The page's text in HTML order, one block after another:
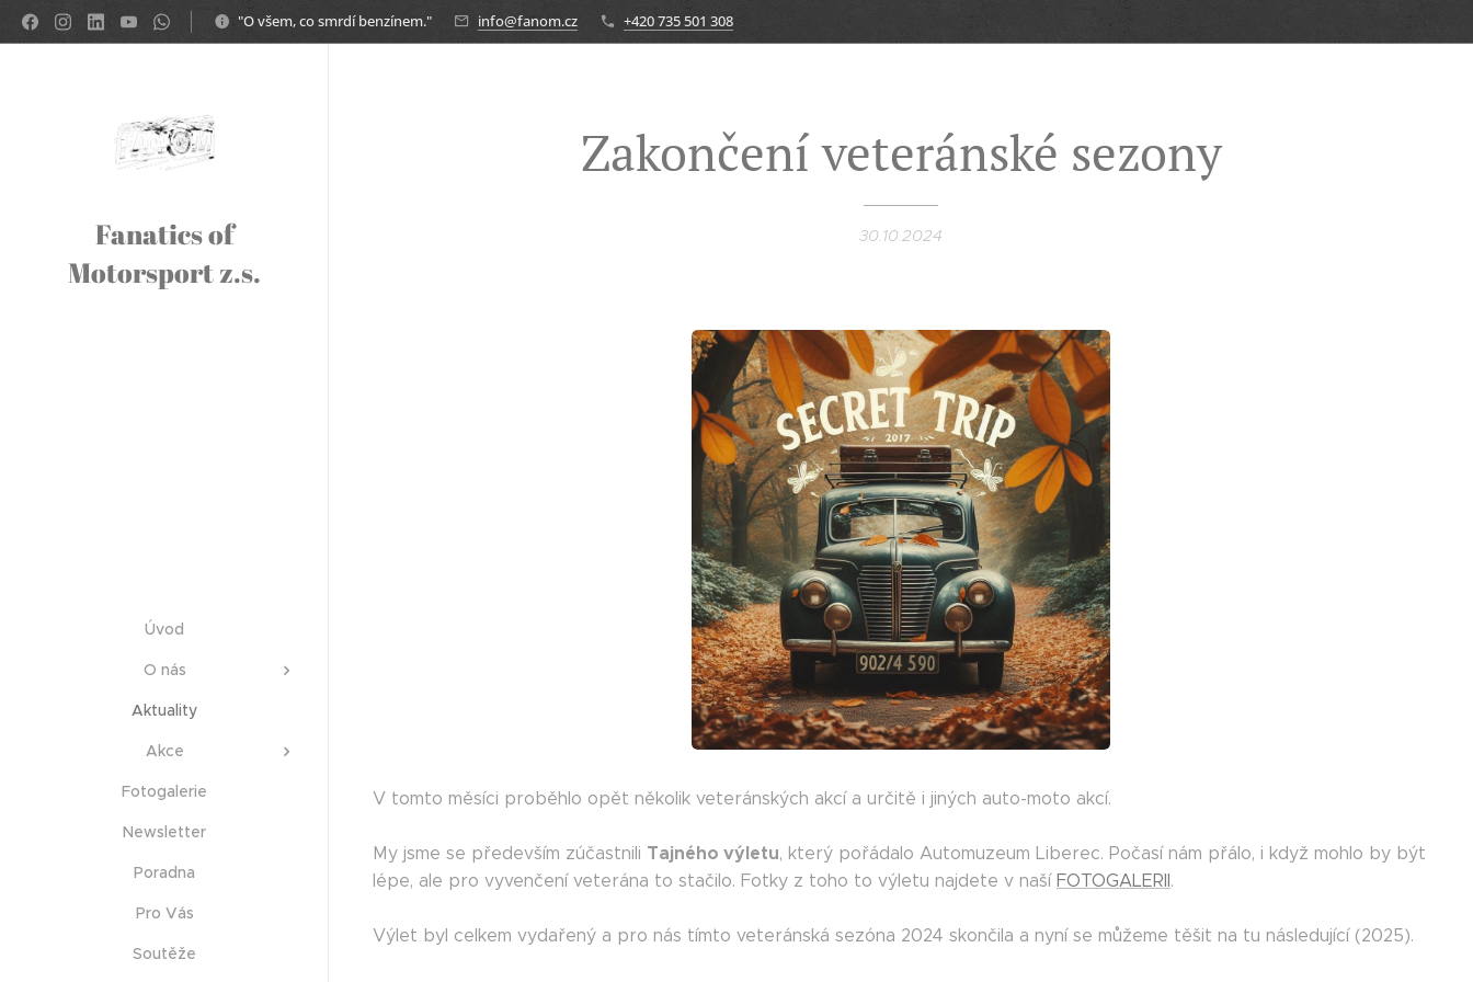
"O všem, co smrdí benzínem." info@fanom.cz +420 735 501 308
Fanatics of
Motorsport z.s.
Úvod
O nás
Aktuality
Akce
Fotogalerie
Newsletter
Poradna
Pro Vás
Soutěže
Zakončení veteránské sezony
30.10.2024
V tomto měsíci proběhlo opět několik veteránských akcí a určitě i jiných auto-moto akcí.
My jsme se především zúčastnili Tajného výletu, který pořádalo Automuzeum Liberec. Počasí nám přálo, i když mohlo by být
lépe, ale pro vyvenčení veterána to stačilo. Fotky z toho to výletu najdete v naší FOTOGALERII.
Výlet byl celkem vydařený a pro nás tímto veteránská sezóna 2024 skončila a nyní se můžeme těšit na tu následující (2025).